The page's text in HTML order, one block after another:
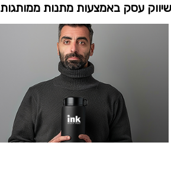
שיווק עסק באמצעות מתנות ממותגות